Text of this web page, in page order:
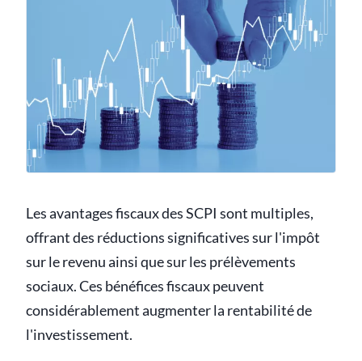
Les avantages fiscaux des SCPI sont multiples,
offrant des réductions significatives sur l'impôt
sur le revenu ainsi que sur les prélèvements
sociaux. Ces bénéfices fiscaux peuvent
considérablement augmenter la rentabilité de
l'investissement.